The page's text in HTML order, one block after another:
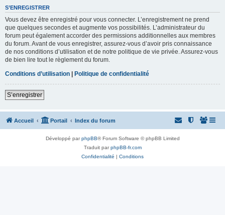
S’ENREGISTRER
Vous devez être enregistré pour vous connecter. L’enregistrement ne prend
que quelques secondes et augmente vos possibilités. L’administrateur du
forum peut également accorder des permissions additionnelles aux membres
du forum. Avant de vous enregistrer, assurez-vous d’avoir pris connaissance
de nos conditions d’utilisation et de notre politique de vie privée. Assurez-vous
de bien lire tout le règlement du forum.
Conditions d’utilisation | Politique de confidentialité
S’enregistrer
Accueil Portail Index du forum
Développé parphpBB® Forum Software © phpBB Limited
Traduit parphpBB-fr.com
Confidentialité | Conditions